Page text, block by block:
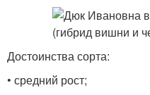
Достоинства сорта:
• средний рост;